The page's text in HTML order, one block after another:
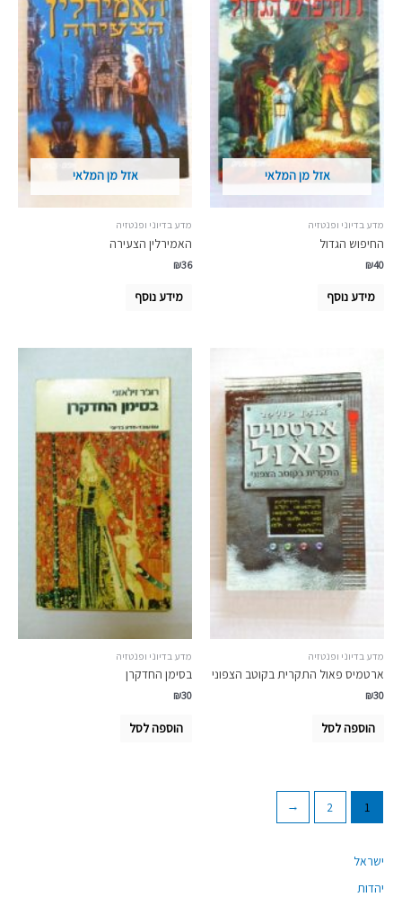
ישראל
יהדות
אזל מן המלאי
מדע בדיוני ופנטזיה
החיפוש הגדול
₪40
מידע נוסף
אזל מן המלאי
מדע בדיוני ופנטזיה
האמירלין הצעירה
₪36
מידע נוסף
מדע בדיוני ופנטזיה
ארטמיס פאול התקרית בקוטב הצפוני
₪30
הוספה לסל
מדע בדיוני ופנטזיה
בסימן החדקרן
₪30
הוספה לסל
1
2
←